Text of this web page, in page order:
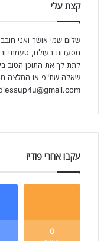
קצת עלי
שלום שמי אושר ואני
מסעדות בעולם, טעמתי
לתת לך את התוכן הטוב
שאלה שת"פ או המלצה
עקבו אחרי פודיז
0